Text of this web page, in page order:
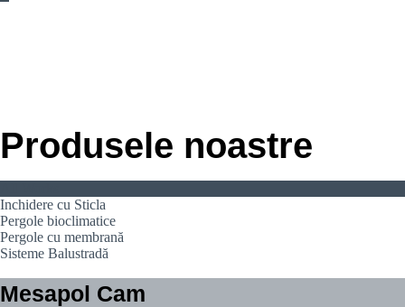
Produsele noastre
Inchidere cu Sticla
Pergole bioclimatice
Pergole cu membrană
Sisteme Balustradă
Mesapol Cam